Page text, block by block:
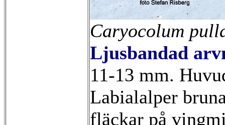
Caryocolum
Ljusbandad
11-13 mm.
Labialalper
fläckar på